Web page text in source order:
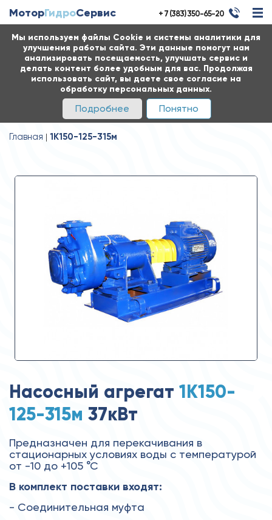
Мы используем файлы Cookie и системы аналитики для
улучшения работы сайта. Эти данные помогут нам
анализировать посещаемость, улучшать сервис и
делать контент более удобным для вас. Продолжая
использовать сайт, вы даете свое согласие на
обработку персональных данных.
Подробнее Понятно
МоторГидроСервис + 7 (383) 350-65-20
Главная 1К150-125-315м
Насосный агрегат 1К150-
125-315м 37кВт
Предназначен для перекачивания в
стационарных условиях воды с температурой
от -10 до +105 °С
В комплект поставки входят:
- Соединительная муфта